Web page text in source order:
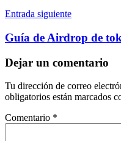
Entrada siguiente
Guía de Airdrop de
Dejar un comentario
Tu dirección de correo
obligatorios están marcados
Comentario *